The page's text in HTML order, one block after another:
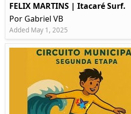
FELIX MARTINS | Itacaré Surf.
Por Gabriel VB
Added May 1, 2025